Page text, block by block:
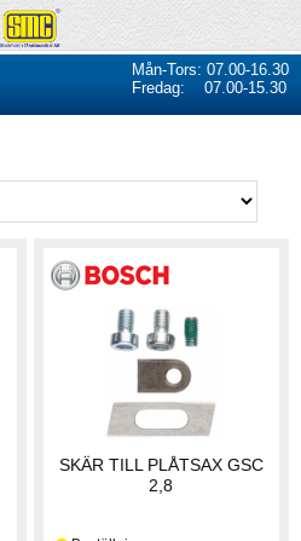
Mån-Tors: 07.00-16.30
Fredag: 07.00-15.30
SKÄR TILL PLÅTSAX GSC
2,8